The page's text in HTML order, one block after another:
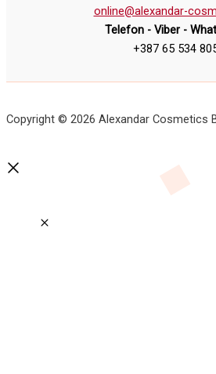
online@alexandar-
Telefon - Viber -
+387 65 534
Copyright © 2026 Alexandar Cosmetics